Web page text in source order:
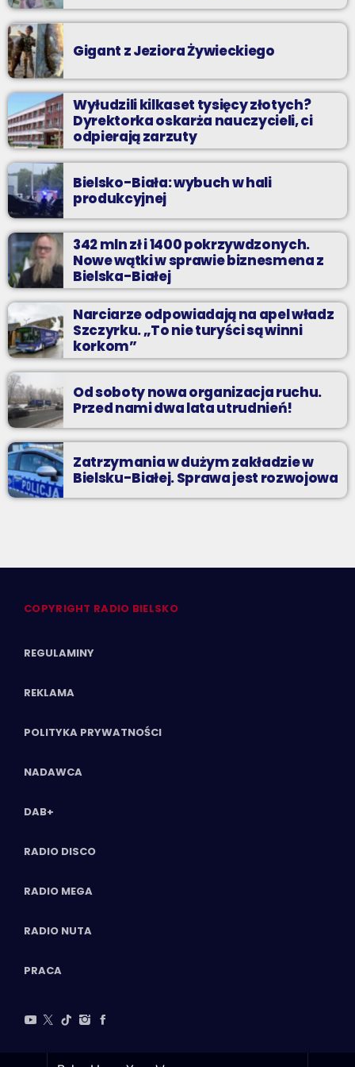
Gigant z Jeziora Żywieckiego
Wyłudzili kilkaset tysięcy złotych?
Dyrektorka oskarża nauczycieli, ci
odpierają zarzuty
Bielsko-Biała: wybuch w hali
produkcyjnej
342 mln zł i 1400 pokrzywdzonych.
Nowe wątki w sprawie biznesmena z
Bielska-Białej
Narciarze odpowiadają na apel władz
Szczyrku. „To nie turyści są winni
korkom”
Od soboty nowa organizacja ruchu.
Przed nami dwa lata utrudnień!
Zatrzymania w dużym zakładzie w
Bielsku-Białej. Sprawa jest rozwojowa
COPYRIGHT RADIO BIELSKO
REGULAMINY
REKLAMA
POLITYKA PRYWATNOŚCI
NADAWCA
DAB+
RADIO DISCO
RADIO MEGA
RADIO NUTA
PRACA